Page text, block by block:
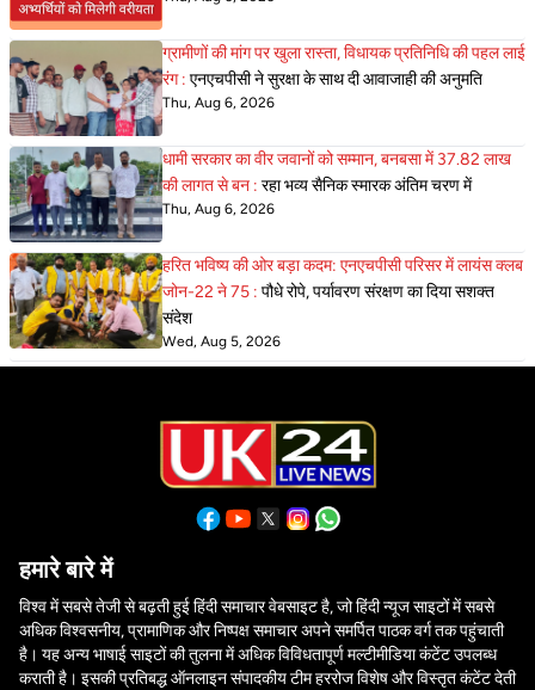
ग्रामीणों की मांग पर खुला रास्ता, विधायक प्रतिनिधि की पहल लाई
रंग : एनएचपीसी ने सुरक्षा के साथ दी आवाजाही की अनुमति
Thu, Aug 6, 2026
धामी सरकार का वीर जवानों को सम्मान, बनबसा में 37.82 लाख
की लागत से बन : रहा भव्य सैनिक स्मारक अंतिम चरण में
Thu, Aug 6, 2026
हरित भविष्य की ओर बड़ा कदम: एनएचपीसी परिसर में लायंस क्लब
जोन-22 ने 75 : पौधे रोपे, पर्यावरण संरक्षण का दिया सशक्त
संदेश
Wed, Aug 5, 2026
हमारे बारे में
विश्व में सबसे तेजी से बढ़ती हुई हिंदी समाचार वेबसाइट है, जो हिंदी न्यूज साइटों में सबसे
अधिक विश्वसनीय, प्रामाणिक और निष्पक्ष समाचार अपने समर्पित पाठक वर्ग तक पहुंचाती
है। यह अन्य भाषाई साइटों की तुलना में अधिक विविधतापूर्ण मल्टीमीडिया कंटेंट उपलब्ध
कराती है। इसकी प्रतिबद्ध ऑनलाइन संपादकीय टीम हररोज विशेष और विस्तृत कंटेंट देती